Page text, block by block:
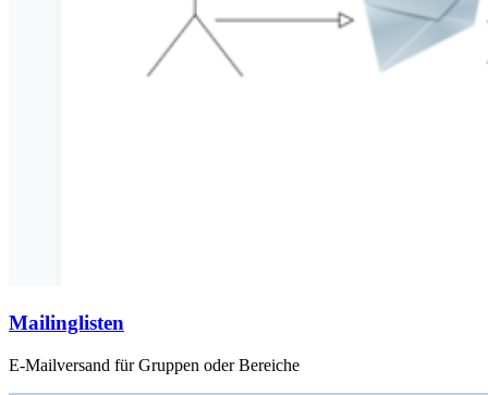
Mailinglisten
E-Mailversand für Gruppen oder Bereiche